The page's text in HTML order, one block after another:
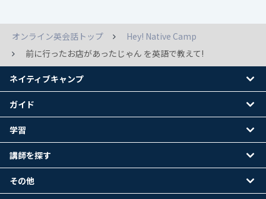
オンライン英会話トップ
Hey! Native Camp
前に行ったお店があったじゃん を英語で教えて!
ネイティブキャンプ
ガイド
学習
講師を探す
その他